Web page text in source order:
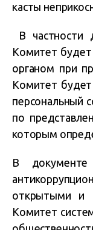
касты
В частности
Комитет будет
органом при
Комитет
персональный
по
которым
В документе
открытыми и
Комитет